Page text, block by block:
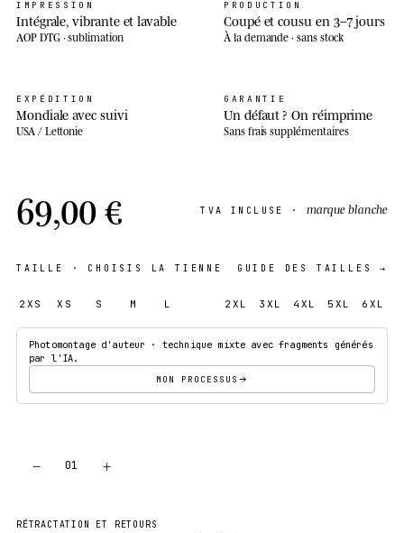
IMPRESSION
Intégrale, vibrante et lavable
AOP DTG · sublimation
PRODUCTION
Coupé et cousu en 3–7 jours
À la demande · sans stock
EXPÉDITION
Mondiale avec suivi
USA / Lettonie
GARANTIE
Un défaut ? On réimprime
Sans frais supplémentaires
69,00 € TVA INCLUSE · marque blanche
TAILLE · CHOISIS LA TIENNE GUIDE DES TAILLES →
2XS XS S M L 2XL 3XL 4XL 5XL 6XL
Photomontage d'auteur · technique mixte avec fragments générés
par l'IA.
MON PROCESSUS
− 01 +
RÉTRACTATION ET RETOURS